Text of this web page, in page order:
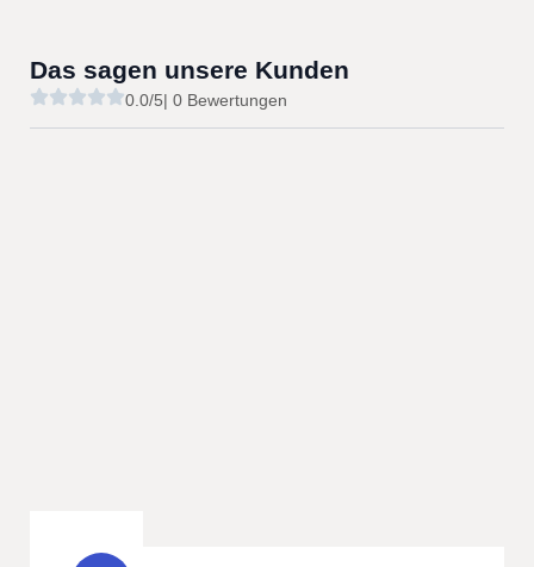
Das sagen unsere Kunden
0.0/5| 0 Bewertungen